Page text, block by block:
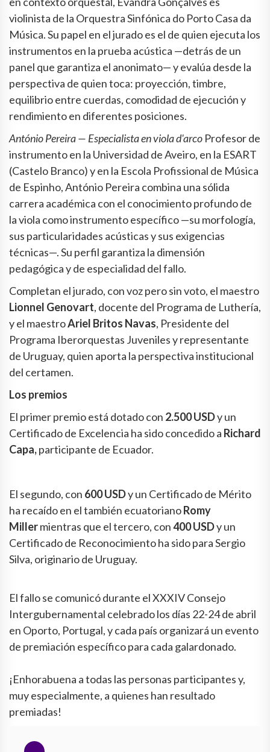
violinista de la Orquestra Sinfónica do Porto Casa da
Música. Su papel en el jurado es el de quien ejecuta los
instrumentos en la prueba acústica —detrás de un
panel que garantiza el anonimato— y evalúa desde la
perspectiva de quien toca: proyección, timbre,
equilibrio entre cuerdas, comodidad de ejecución y
rendimiento en diferentes posiciones.
António Pereira — Especialista en viola d'arco Profesor de
instrumento en la Universidad de Aveiro, en la ESART
(Castelo Branco) y en la Escola Profissional de Música
de Espinho, António Pereira combina una sólida
carrera académica con el conocimiento profundo de
la viola como instrumento específico —su morfología,
sus particularidades acústicas y sus exigencias
técnicas—. Su perfil garantiza la dimensión
pedagógica y de especialidad del fallo.
Completan el jurado, con voz pero sin voto, el maestro
Lionnel Genovart, docente del Programa de Luthería,
y el maestroAriel Britos Navas, Presidente del
Programa Iberorquestas Juveniles y representante
de Uruguay, quien aporta la perspectiva institucional
del certamen.
Los premios
El primer premio está dotado con 2.500 USDy un
Certificado de Excelencia ha sido concedido a Richard
Capa,participante de Ecuador.
El segundo, con 600 USDy un Certificado de Mérito
ha recaído en el también ecuatorianoRomy
Millermientras que el tercero, con400 USDy un
Certificado de Reconocimiento ha sido para Sergio
Silva, originario de Uruguay.
El fallo se comunicó durante el XXXIV Consejo
Intergubernamental celebrado los días 22-24 de abril
en Oporto, Portugal, y cada país organizará un evento
de premiación específico para cada galardonado.
¡Enhorabuena a todas las personas participantes y,
muy especialmente, a quienes han resultado
premiadas!